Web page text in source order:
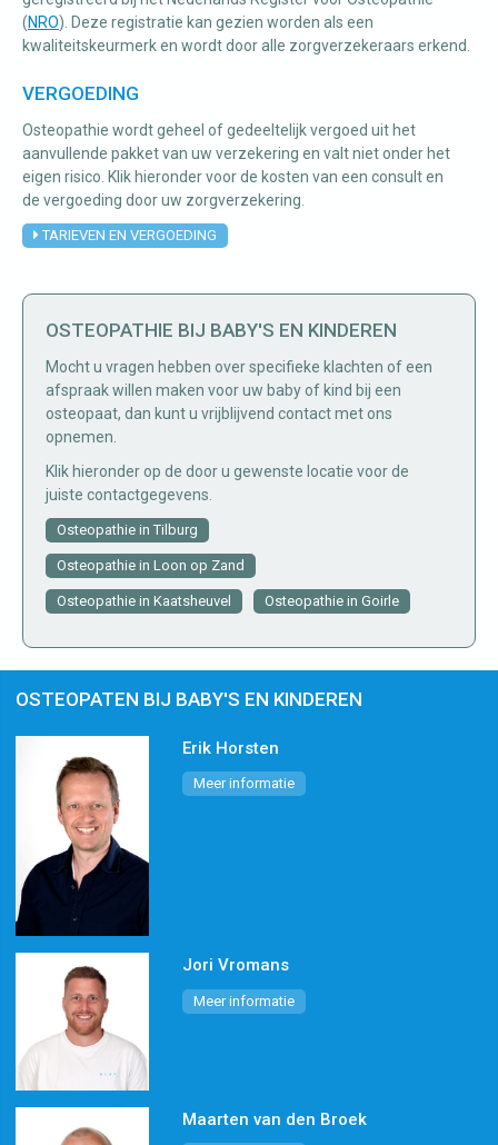
therapie
(NRO). Deze registratie kan gezien worden als een
kwaliteitskeurmerk en wordt door alle zorgverzekeraars erkend.
VERGOEDING
Osteopathie wordt geheel of gedeeltelijk vergoed uit het
aanvullende pakket van uw verzekering en valt niet onder het
eigen risico. Klik hieronder voor de kosten van een consult en
de vergoeding door uw zorgverzekering.
TARIEVEN EN VERGOEDING
OSTEOPATHIE BIJ BABY'S EN KINDEREN
Mocht u vragen hebben over specifieke klachten of een
afspraak willen maken voor uw baby of kind bij een
osteopaat, dan kunt u vrijblijvend contact met ons
opnemen.
Klik hieronder op de door u gewenste locatie voor de
juiste contactgegevens.
Osteopathie in Tilburg
Osteopathie in Loon op Zand
Osteopathie in Kaatsheuvel Osteopathie in Goirle
OSTEOPATEN BIJ BABY'S EN KINDEREN
Erik Horsten
Meer informatie
Jori Vromans
Meer informatie
Maarten van den Broek